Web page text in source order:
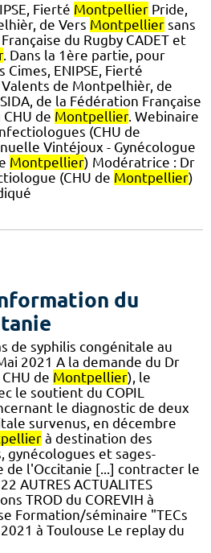
Fierté Montpellier Pride,
de Vers Montpellier sans
du Rugby CADET et
. Dans la 1ère partie, pour
ENIPSE, Fierté
Valents de Montpelhièr, de
de la Fédération Française
de Montpellier. Webinaire
(CHU de
Vintéjoux - Gynécologue
Montpellier) Modératrice : Dr
(CHU de Montpellier)
du
de syphilis congénitale au
2021 A la demande du Dr
de Montpellier), le
le soutient du COPIL
le diagnostic de deux
survenus, en décembre
à destination des
gynécologues et sages-
de l'Occitanie [...] contracter le
AUTRES ACTUALITES
TROD du COREVIH à
Formation/séminaire "TECs
à Toulouse Le replay du